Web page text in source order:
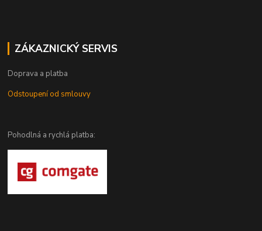
ZÁKAZNICKÝ SERVIS
Doprava a platba
Odstoupení od smlouvy
Pohodlná a rychlá platba: